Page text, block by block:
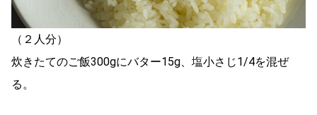
（２人分）
炊きたてのご飯300gにバター15g、塩小さじ1/4を混ぜ
る。